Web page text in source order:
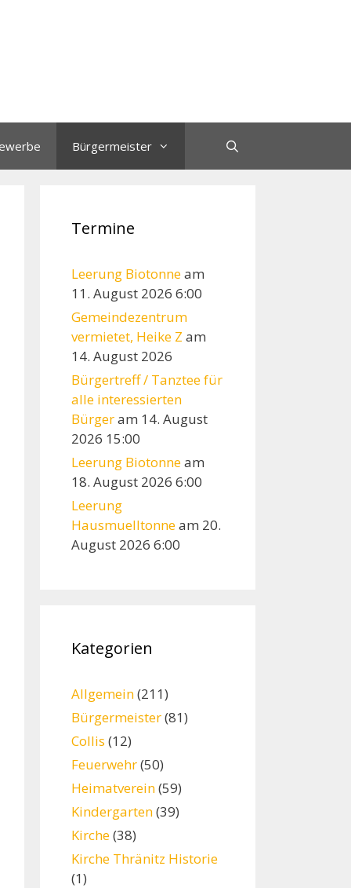
Bürgermeister
Termine
Leerung Biotonneam
11. August 2026 6:00
Gemeindezentrum
vermietet, Heike Z am
14. August 2026
Bürgertreff / Tanztee für
alle interessierten
Bürgeram 14. August
2026 15:00
Leerung Biotonneam
18. August 2026 6:00
Leerung
Hausmuelltonneam 20.
August 2026 6:00
Kategorien
Allgemein(211)
Bürgermeister(81)
Collis (12)
Feuerwehr(50)
Heimatverein(59)
Kindergarten(39)
Kirche(38)
Kirche Thränitz Historie
(1)